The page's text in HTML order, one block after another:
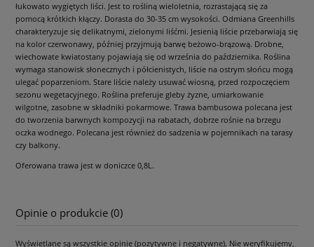
łukowato wygiętych liści. Jest to rośliną wieloletnia, rozrastającą się za
pomocą krótkich kłączy. Dorasta do 30-35 cm wysokości. Odmiana Greenhills
charakteryzuje się delikatnymi, zielonymi liśćmi. Jesienią liście przebarwiają się
na kolor czerwonawy, później przyjmują barwę beżowo-brązową. Drobne,
wiechowate kwiatostany pojawiają się od września do października. Roślina
wymaga stanowisk słonecznych i półcienistych, liście na ostrym słońcu mogą
ulegać poparzeniom. Stare liście należy usuwać wiosną, przed rozpoczęciem
sezonu wegetacyjnego. Roślina preferuje gleby żyzne, umiarkowanie
wilgotne, zasobne w składniki pokarmowe. Trawa bambusowa polecana jest
do tworzenia barwnych kompozycji na rabatach, dobrze rośnie na brzegu
oczka wodnego. Polecana jest również do sadzenia w pojemnikach na tarasy
czy balkony.
Oferowana trawa jest w doniczce 0,8L.
Opinie o produkcie (0)
Wyświetlane są wszystkie opinie (pozytywne i negatywne). Nie weryfikujemy,